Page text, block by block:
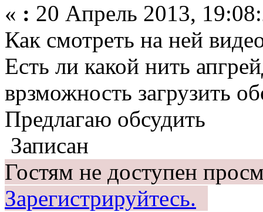
« : 20 Апрель 2013,
Как смотреть на ней
Есть ли какой нить
врзможность загрузить
Предлагаю обсудить
Записан
Гостям не доступен
Зарегистрируйтесь.